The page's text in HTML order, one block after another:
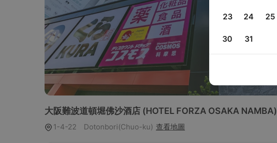
23 24 25
30 31
大阪難波道頓堀佛沙酒店 (HOTEL FORZA OSAKA NAMBA)
1-4-22 Dotonbori(Chuo-ku) 查看地圖